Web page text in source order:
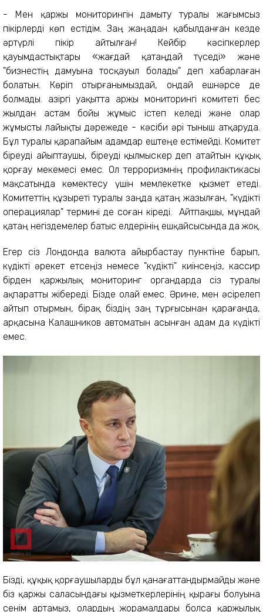
- Мен қаржы мониторингін дамыту туралы жағымсыз
пікірлерді көп естідім. Заң жаңадан қабылданған кезде
әртүрлі пікір айтылған! Кейбір кәсіпкерлер
қауымдастықтары «жағдай қатаңдай түседі» және
"бизнестің дамуына тосқауыл болады" деп хабарлаған
болатын. Көріп отырғанымыздай, ондай ешнәрсе де
болмады. Қазіргі уақытта Қаржы мониторингі комитеті бес
жылдан астам бойы жұмыс істеп келеді және олар
жұмысты лайықты дәрежеде - кәсіби әрі тыныш атқаруда.
Бұл туралы қарапайым адамдар ештеңе естімейді. Комитет
біреуді айыптаушы, біреуді қылмыскер деп атайтын құқық
қорғау мекемесі емес. Ол терроризмнің профилактикасы
мақсатында көмектесу үшін мемлекетке қызмет етеді.
Комитеттің құзыреті туралы заңда қатаң жазылған, "күдікті
операциялар" термині де соған кіреді. Айтпақшы, мұндай
қатаң негіздемелер батыс елдерінің ешқайсысында да жоқ.
Егер сіз Лондонда валюта айырбастау пунктіне барып,
күдікті әрекет етсеңіз немесе "күдікті" киінсеңіз, кассир
бірден қаржылық мониторинг органдарда сіз туралы
ақпаратты жібереді. Бізде олай емес. Әрине, мен әсірелеп
айтып отырмын, бірақ біздің заң тұрғысынан қарағанда,
арқасына Калашников автоматын асынған адам да күдікті
емес.
Бізді, құқық қорғаушыларды бұл қанағаттандырмайды және
біз қаржы саласындағы қызметкерлерінің қырағы болуына
сенім артамыз, олардың жорамалдары болса қаржылық